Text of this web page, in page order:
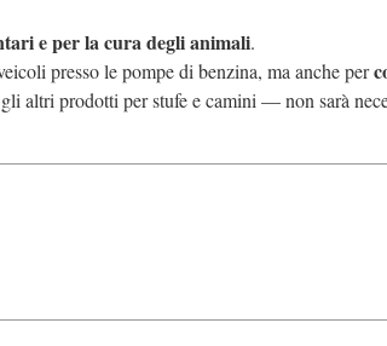
e per la cura degli animali.
presso le pompe di benzina, ma anche per
altri prodotti per stufe e camini — non sarà